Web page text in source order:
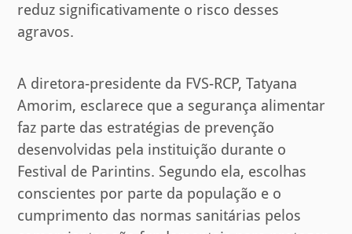
reduz significativamente o risco desses
agravos.
A diretora-presidente da FVS-RCP, Tatyana
Amorim, esclarece que a segurança alimentar
faz parte das estratégias de prevenção
desenvolvidas pela instituição durante o
Festival de Parintins. Segundo ela, escolhas
conscientes por parte da população e o
cumprimento das normas sanitárias pelos